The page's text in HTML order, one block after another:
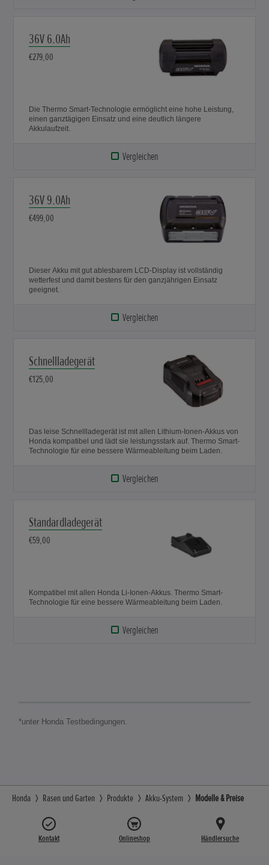
36V 6.0Ah
€279,00
Die Thermo Smart-Technologie ermöglicht eine hohe Leistung,
einen ganztägigen Einsatz und eine deutlich längere
Akkulaufzeit.
Vergleichen
36V 9.0Ah
€499,00
Dieser Akku mit gut ablesbarem LCD-Display ist vollständig
wetterfest und damit bestens für den ganzjährigen Einsatz
geeignet.
Vergleichen
Schnellladegerät
€125,00
Das leise Schnellladegerät ist mit allen Lithium-Ionen-Akkus von
Honda kompatibel und lädt sie leistungsstark auf. Thermo Smart-
Technologie für eine bessere Wärmeableitung beim Laden.
Vergleichen
Standardladegerät
€59,00
Kompatibel mit allen Honda Li-Ionen-Akkus. Thermo Smart-
Technologie für eine bessere Wärmeableitung beim Laden.
Vergleichen
*unter Honda Testbedingungen.
Honda Rasen und Garten Produkte Akku-System Modelle & Preise
Kontakt Onlineshop Händlersuche